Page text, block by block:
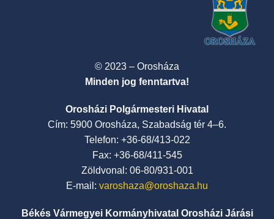
© 2023 – Orosháza
Minden jog fenntartva!
Orosházi Polgármesteri Hivatal
Cím: 5900 Orosháza, Szabadság tér 4–6.
Telefon: +36-68/413-022
Fax: +36-68/411-545
Zöldvonal: 06-80/931-001
E-mail: varoshaza@oroshaza.hu
Békés Vármegyei Kormányhivatal Orosházi Járási